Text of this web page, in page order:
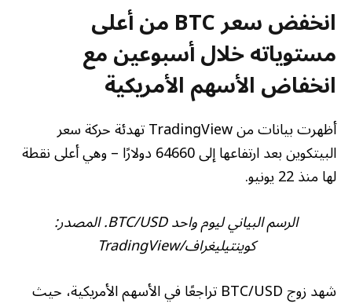
انخفض سعر BTC من أعلى
مستوياته خلال أسبوعين مع
انخفاض الأسهم الأمريكية
أظهرت بيانات من TradingView تهدئة حركة سعر
البيتكوين بعد ارتفاعها إلى 64660 دولارًا – وهي أعلى نقطة
لها منذ 22 يونيو.
الرسم البياني ليوم واحد BTC/USD. المصدر:
كوينتيليغراف/TradingView
شهد زوج BTC/USD تراجعًا في الأسهم الأمريكية، حيث